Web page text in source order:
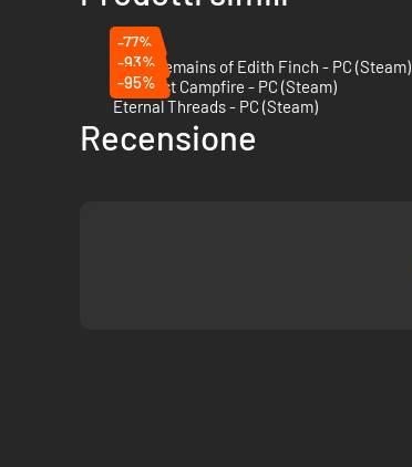
-77%
What Remains of Edith Finch - PC (Steam)
-93%
The Last Campfire - PC (Steam)
-95%
Eternal Threads - PC (Steam)
Recensione